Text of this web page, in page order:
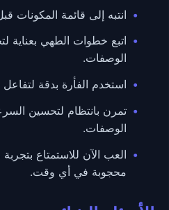
انتبه إلى قائمة المكونات
اتبع خطوات الطهي بعناية
الوصفات.
استخدم الفأرة بدقة
تمرن بانتظام لتحسين
الوصفات.
العب الآن للاستمتاع
محجوبة في أي وقت.